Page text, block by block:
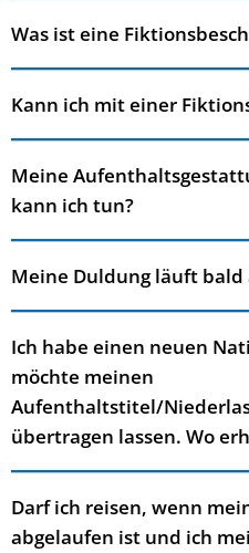
Was ist eine
Kann ich mit einer
Meine
kann ich tun?
Meine Duldung läuft bald
Ich habe einen neuen
möchte meinen
Aufenthaltstitel/
übertragen lassen. Wo
Darf ich reisen, wenn
abgelaufen ist und ich